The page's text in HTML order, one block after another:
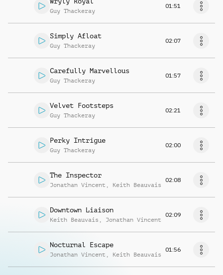
Guy Thackeray
01:51
Simply Afloat
Guy Thackeray
02:07
Carefully Marvellous
Guy Thackeray
01:57
Velvet Footsteps
Guy Thackeray
02:21
Perky Intrigue
Guy Thackeray
02:00
The Inspector
Jonathan Vincent , Keith Beauvais
02:08
Downtown Liaison
Keith Beauvais , Jonathan Vincent
02:09
Nocturnal Escape
Jonathan Vincent , Keith Beauvais
01:56